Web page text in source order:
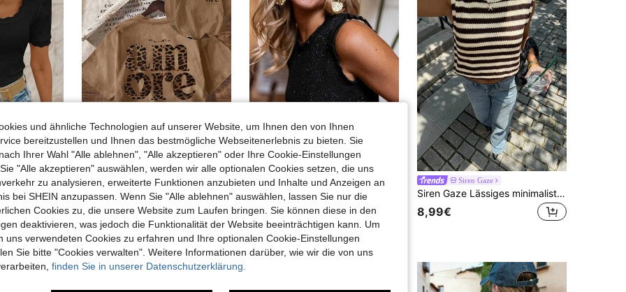
SHEIN Frenchy Skinny Fit T-Shirt mit Spitzenärmeln, kurze Ärmel, Sommer, schwarzes Lässig T-Shirt
in Baumwollmischungen Damen Oberteile, Blusen & T-
in Baumwollmischungen Damen Oberteile, Blusen & T-
in Baumwollmischungen Damen Oberteile, Blusen & T-
4
Leopardenmuster "AMORE" Italienisches Grafik T-Shirt, Damen Lässig Rundhals Kurzarm Shirt Sommer Braun
#1 Bestseller in Braun Basic-T-Shirts
8,99€
15
8,58€ 8,66€
Siren Gaze
Siren Gaze Lässiges minimalistisches braunes asymmetrisches gestreiftes ärmelloses Top, vielseitige Streetwear, Sommer Bluse
8,99€
und ähnliche Technologien auf unserer Website, um Ihnen den von Ihnen
bereitzustellen und Ihnen das bestmögliche Webseitenerlebnis zu bieten. Sie
Ihrer Wahl "Alle ablehnen", "Alle akzeptieren" oder Ihre Cookie-Einstellungen
"Alle akzeptieren" auswählen, werden wir alle optionalen Cookies setzen, die uns
zu analysieren, erweiterte Funktionen anzubieten und Inhalte und Anzeigen an
bei SHEIN anzupassen. Wenn Sie "Alle ablehnen" auswählen, lassen Sie nur die
Cookies zu, die unsere Website zum Laufen bringen. Sie können diese in den
deaktivieren, was jedoch die Funktionalität der Website beeinträchtigen kann. Um
uns verwendeten Cookies zu erfahren und Ihre optionalen Cookie-Einstellungen
Sie bitte "Cookies verwalten". Weitere Informationen darüber, wie wir die von uns
finden Sie in unserer Datenschutzerklärung.